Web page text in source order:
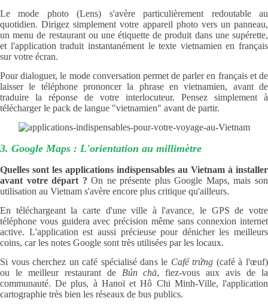
Le mode photo (Lens) s'avère particulièrement redoutable au
quotidien. Dirigez simplement votre appareil photo vers un panneau,
un menu de restaurant ou une étiquette de produit dans une supérette,
et l'application traduit instantanément le texte vietnamien en français
sur votre écran.
Pour dialoguer, le mode conversation permet de parler en français et de
laisser le téléphone prononcer la phrase en vietnamien, avant de
traduire la réponse de votre interlocuteur. Pensez simplement à
télécharger le pack de langue "vietnamien" avant de partir.
3. Google Maps : L'orientation au millimètre
Quelles sont les applications indispensables au Vietnam à installer
avant votre départ ?On ne présente plus Google Maps, mais son
utilisation au Vietnam s'avère encore plus critique qu'ailleurs.
En téléchargeant la carte d'une ville à l'avance, le GPS de votre
téléphone vous guidera avec précision même sans connexion internet
active. L'application est aussi précieuse pour dénicher les meilleurs
coins, car les notes Google sont très utilisées par les locaux.
Si vous cherchez un café spécialisé dans le Café trứng (café à l'œuf)
ou le meilleur restaurant de Bún chả, fiez-vous aux avis de la
communauté. De plus, à Hanoï et Hô Chi Minh-Ville, l'application
cartographie très bien les réseaux de bus publics.